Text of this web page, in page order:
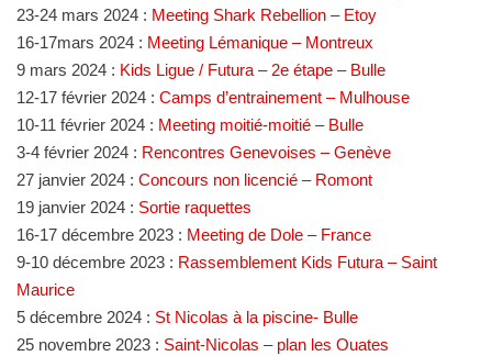
23-24 mars 2024 : Meeting Shark Rebellion – Etoy
16-17mars 2024 : Meeting Lémanique – Montreux
9 mars 2024 : Kids Ligue / Futura – 2e étape – Bulle
12-17 février 2024 : Camps d’entrainement – Mulhouse
10-11 février 2024 : Meeting moitié-moitié – Bulle
3-4 février 2024 : Rencontres Genevoises – Genève
27 janvier 2024 : Concours non licencié – Romont
19 janvier 2024 : Sortie raquettes
16-17 décembre 2023 : Meeting de Dole – France
9-10 décembre 2023 : Rassemblement Kids Futura – Saint
Maurice
5 décembre 2024 : St Nicolas à la piscine- Bulle
25 novembre 2023 : Saint-Nicolas – plan les Ouates